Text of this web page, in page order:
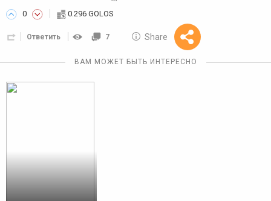
0 0.296 GOLOS
Ответить 7 Share
Reward
10 GOLOS
ВАМ МОЖЕТ БЫТЬ ИНТЕРЕСНО